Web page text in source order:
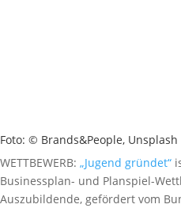
Foto: © Brands&People, Unsplash
WETTBEWERB: „Jugend gründet“
Businessplan- und Planspiel-
Auszubildende, gefördert vom